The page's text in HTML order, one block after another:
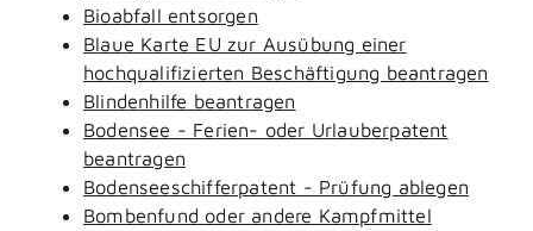
Bioabfall entsorgen
Blaue Karte EU zur Ausübung einer
hochqualifizierten Beschäftigung beantragen
Blindenhilfe beantragen
Bodensee - Ferien- oder Urlauberpatent
beantragen
Bodenseeschifferpatent - Prüfung ablegen
Bombenfund oder andere Kampfmittel